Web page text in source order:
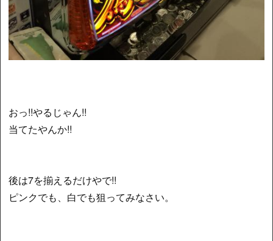
おっ!!やるじゃん!!
当てたやんか!!
後は7を揃えるだけやで!!
ピンクでも、白でも狙ってみなさい。